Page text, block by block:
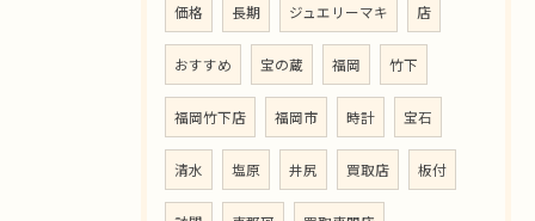
価格 長期 ジュエリーマキ 店
おすすめ 宝の蔵 福岡 竹下
福岡竹下店 福岡市 時計 宝石
清水 塩原 井尻 買取店 板付